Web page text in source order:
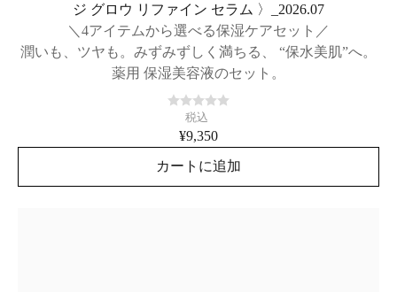
ジ グロウ リファイン セラム 〉_2026.07
＼4アイテムから選べる保湿ケアセット／
潤いも、ツヤも。みずみずしく満ちる、 “保水美肌”へ。
薬用 保湿美容液のセット。
税込
¥9,350
カートに追加